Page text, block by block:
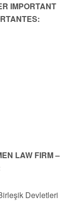
IMPORTANT
LAW FIRM –
Devletleri